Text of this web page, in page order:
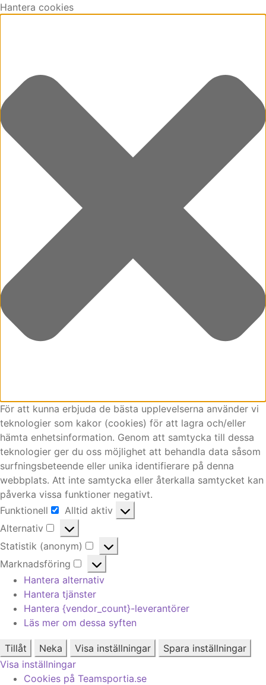
Hantera cookies
För att kunna erbjuda de bästa upplevelserna använder vi
teknologier som kakor (cookies) för att lagra och/eller
hämta enhetsinformation. Genom att samtycka till dessa
teknologier ger du oss möjlighet att behandla data såsom
surfningsbeteende eller unika identifierare på denna
webbplats. Att inte samtycka eller återkalla samtycket kan
påverka vissa funktioner negativt.
Funktionell
Funktionell
Alltid aktiv
Alternativ
Alternativ
Statistik (anonym)
Statistik
(anonym)
Marknadsföring
Marknadsföring
Hantera alternativ
Hantera tjänster
Hantera {vendor_count}-leverantörer
Läs mer om dessa syften
Tillåt Neka Visa inställningar
Spara inställningar
Visa inställningar
Cookies på Teamsportia.se